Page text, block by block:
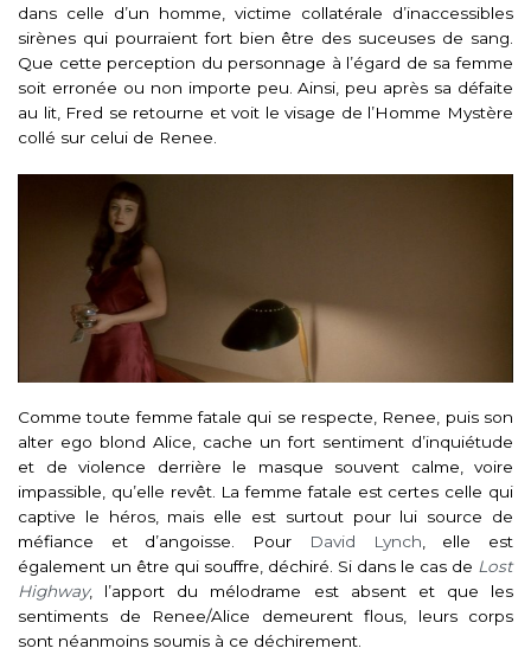
dans celle d’un homme, victime collatérale d’inaccessibles
sirènes qui pourraient fort bien être des suceuses de sang.
Que cette perception du personnage à l’égard de sa femme
soit erronée ou non importe peu. Ainsi, peu après sa défaite
au lit, Fred se retourne et voit le visage de l’Homme Mystère
collé sur celui de Renee.
Comme toute femme fatale qui se respecte, Renee, puis son
alter ego blond Alice, cache un fort sentiment d’inquiétude
et de violence derrière le masque souvent calme, voire
impassible, qu’elle revêt. La femme fatale est certes celle qui
captive le héros, mais elle est surtout pour lui source de
méfiance et d’angoisse. Pour
David Lynch, elle est
également un être qui souffre, déchiré. Si dans le cas de Lost
Highway, l’apport du mélodrame est absent et que les
sentiments de Renee/Alice demeurent flous, leurs corps
sont néanmoins soumis à ce déchirement.